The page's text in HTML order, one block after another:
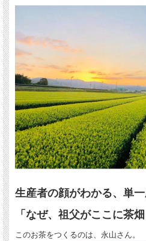
生産者の顔がわかる、単一
「なぜ、祖父がここに茶
このお茶をつくるのは、永山さん。